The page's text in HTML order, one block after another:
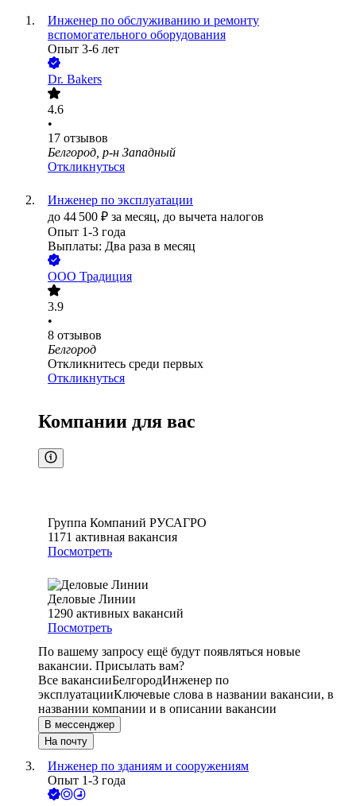
Инженер по обслуживанию и ремонту
вспомогательного оборудования
Опыт 3-6 лет
Dr. Bakers
4.6
•
17 отзывов
Белгород, р-н Западный
Откликнуться
Инженер по эксплуатации
до 44 500 ₽ за месяц, до вычета налогов
Опыт 1-3 года
Выплаты: Два раза в месяц
ООО Традиция
3.9
•
8 отзывов
Белгород
Откликнитесь среди первых
Откликнуться
Компании для вас
Группа Компаний РУСАГРО
1171 активная вакансия
Посмотреть
Деловые Линии
1290 активных вакансий
Посмотреть
По вашему запросу ещё будут появляться новые
вакансии. Присылать вам?
Все вакансииБелгородИнженер по
эксплуатацииКлючевые слова в названии вакансии, в
названии компании и в описании вакансии
В мессенджер
На почту
Инженер по зданиям и сооружениям
Опыт 1-3 года